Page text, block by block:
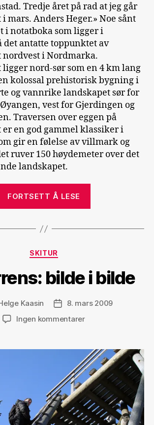
Tredje året på rad at jeg går
mars. Anders Heger.» Noe sånt
i notatboka som ligger i
det antatte toppunktet av
nordvest i Nordmarka.
nord-sør som en 4 km lang
kolossal prehistorisk bygning i
og vannrike landskapet sør for
vest for Gjerdingen og
Traversen over eggen på
en god gammel klassiker i
gir en følelse av villmark og
ruver 150 høydemeter over det
landskapet.
FORTSETT Å LESE
Nordmarka»
Kategorier
SKITUR
bilde i bilde
Kaasin Publiseringsdato
8. mars 2009
Ingen kommentarertil
i
bilde